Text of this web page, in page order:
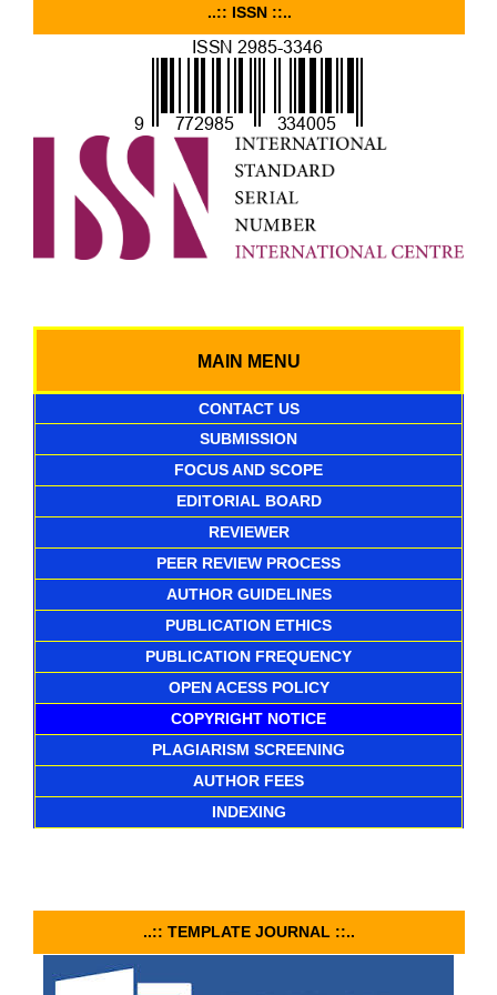
..:: ISSN ::..
MAIN MENU
CONTACT US
SUBMISSION
FOCUS AND SCOPE
EDITORIAL BOARD
REVIEWER
PEER REVIEW PROCESS
AUTHOR GUIDELINES
PUBLICATION ETHICS
PUBLICATION FREQUENCY
OPEN ACESS POLICY
COPYRIGHT NOTICE
PLAGIARISM SCREENING
AUTHOR FEES
INDEXING
..:: TEMPLATE JOURNAL ::..